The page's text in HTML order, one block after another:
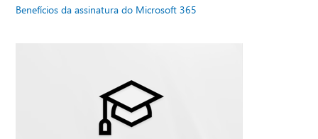
Benefícios da assinatura do Microsoft 365